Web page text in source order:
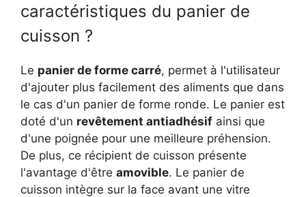
caractéristiques du panier de
cuisson ?
Le panier de forme carré, permet à l'utilisateur
d'ajouter plus facilement des aliments que dans
le cas d'un panier de forme ronde. Le panier est
doté d'un revêtement antiadhésif ainsi que
d'une poignée pour une meilleure préhension.
De plus, ce récipient de cuisson présente
l'avantage d'être amovible. Le panier de
cuisson intègre sur la face avant une vitre